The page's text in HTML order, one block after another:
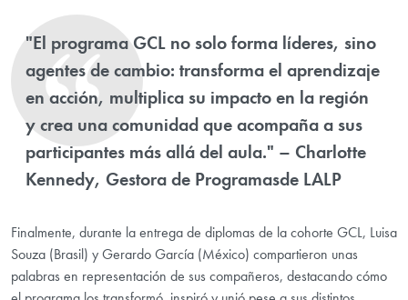
"El programa GCL no solo forma líderes, sino
agentes de cambio: transforma el aprendizaje
en acción, multiplica su impacto en la región
y crea una comunidad que acompaña a sus
participantes más allá del aula." – Charlotte
Kennedy, Gestora de Programasde LALP
Finalmente, durante la entrega de diplomas de la cohorte GCL, Luisa
Souza (Brasil) y Gerardo García (México) compartieron unas
palabras en representación de sus compañeros, destacando cómo